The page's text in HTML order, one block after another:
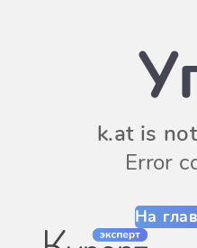
k.at is
Error
На